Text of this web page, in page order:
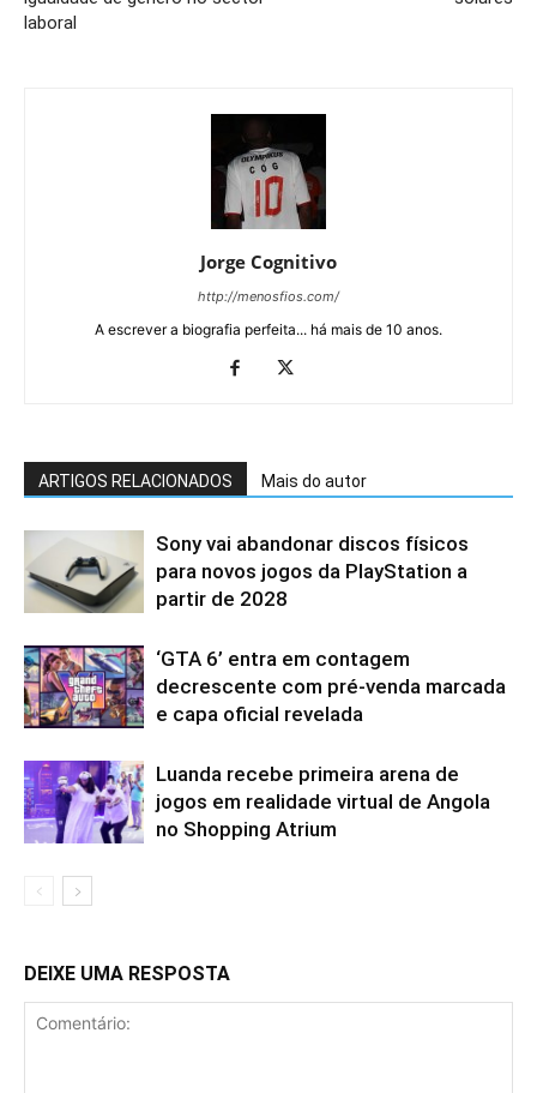
laboral
Jorge Cognitivo
http://menosfios.com/
A escrever a biografia perfeita... há mais de 10 anos.
ARTIGOS RELACIONADOS Mais do autor
Sony vai abandonar discos físicos
para novos jogos da PlayStation a
partir de 2028
‘GTA 6’ entra em contagem
decrescente com pré-venda marcada
e capa oficial revelada
Luanda recebe primeira arena de
jogos em realidade virtual de Angola
no Shopping Atrium
DEIXE UMA RESPOSTA